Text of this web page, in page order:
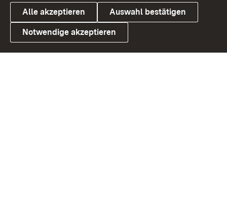
Link zum Landesportal
Alle akzeptieren Auswahl bestätigen
Notwendige akzeptieren